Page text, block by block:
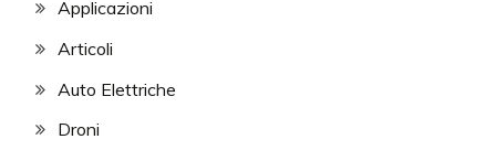
Applicazioni
Articoli
Auto Elettriche
Droni